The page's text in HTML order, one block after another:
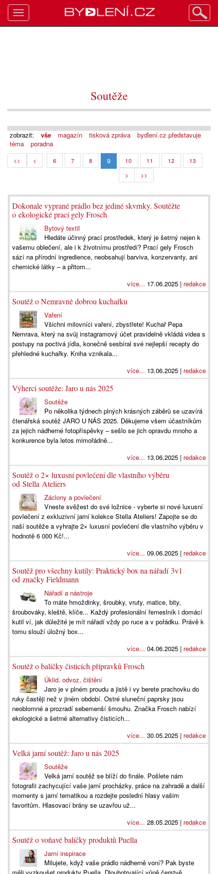
Soutěže
zobrazit: vše magazín tisková zpráva
bydlení.cz představuje
téma
poradna
<< < 6 7 8 9 10 11 12
13
>
>>
Dokonale vyprané prádlo bez jediné skvrnky. Soutěžte
o ekologické prací gely Frosch
Bytový textil
Hledáte účinný prací prostředek, který je šetrný nejen k
vašemu oblečení, ale i k životnímu prostředí? Prací gely Frosch
sází na přírodní ingredience, neobsahují barviva, konzervanty, ani
chemické látky – a přitom...
více... 17.06.2025 | redakce
Soutěž o Nemravně dobrou kuchařku
Vaření
Všichni milovníci vaření, zbystřete! Kuchař Pepa
Nemrava, který na svůj instagramový účet pravidelně vkládá videa s
postupy na poctivá jídla, konečně sesbíral své nejlepší recepty do
přehledné kuchařky. Kniha vznikala...
více... 13.06.2025 | redakce
Výherci soutěže: Jaro u nás 2025
Soutěže
Po několika týdnech plných krásných záběrů se uzavírá
čtenářská soutěž JARO U NÁS 2025. Děkujeme všem účastníkům
za jejich nádherné fotopříspěvky – sešlo se jich opravdu mnoho a
konkurence byla letos mimořádně...
více... 13.06.2025 | redakce
Soutěž o 2× luxusní povlečení dle vlastního výběru
od Stella Ateliers
Záclony a povlečení
Vneste svěžest do své ložnice - vyberte si nové luxusní
povlečení z exkluzivní jarní kolekce Stella Ateliers! Zapojte se do
naší soutěže a vyhrajte 2× luxusní povlečení dle vlastního výběru v
hodnotě 6 000 Kč!...
více... 09.06.2025 | redakce
Soutěž pro všechny kutily: Praktický box na nářadí 3v1
od značky Fieldmann
Nářadí a nástroje
To máte hmoždinky, šroubky, vruty, matice, bity,
šroubováky, kleště, klíče... Každý profesionální řemeslník i domácí
kutil ví, jak důležité je mít nářadí vždy po ruce a v pořádku. Právě k
tomu slouží úložný box...
více... 04.06.2025 | redakce
Soutěž o balíčky čisticích přípravků Frosch
Úklid, odvoz, čištění
Jaro je v plném proudu a jistě i vy berete prachovku do
ruky častěji než v jiném období. Ostré sluneční paprsky jsou
neoblomné a prozradí sebemenší šmouhu. Značka Frosch nabízí
ekologické a šetrné alternativy čisticích...
více... 30.05.2025 | redakce
Velká jarní soutěž: Jaro u nás 2025
Soutěže
Velká jarní soutěž se blíží do finále. Pošlete nám
fotografii zachycující vaše jarní procházky, práce na zahradě a další
momenty s jarní tematikou a rozdejte poslední hlasy vašim
favoritům. Hlasovací brány se uzavřou už...
více... 28.05.2025 | redakce
Soutěž o voňavé balíčky produktů Puella
Jarní inspirace
Milujete, když vaše prádlo nádherně voní? Pak byste
Toggle
navigation